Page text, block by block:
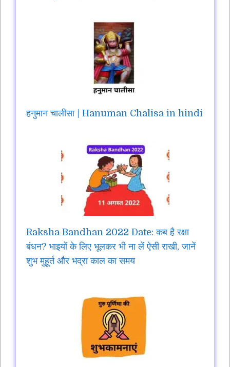
हनुमान चालीसा | Hanuman Chalisa in hindi
Raksha Bandhan 2022 Date: कब है रक्षा
बंधन? भाइयों के लिए भूलकर भी ना लें ऐसी राखी, जानें
शुभ मुहूर्त और भद्रा काल का समय